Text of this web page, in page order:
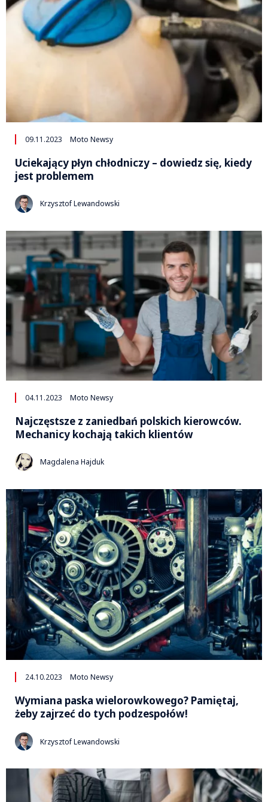
09.11.2023 Moto Newsy
Uciekający płyn chłodniczy – dowiedz się, kiedy
jest problemem
Krzysztof Lewandowski
04.11.2023 Moto Newsy
Najczęstsze z zaniedbań polskich kierowców.
Mechanicy kochają takich klientów
Magdalena Hajduk
24.10.2023 Moto Newsy
Wymiana paska wielorowkowego? Pamiętaj,
żeby zajrzeć do tych podzespołów!
Krzysztof Lewandowski